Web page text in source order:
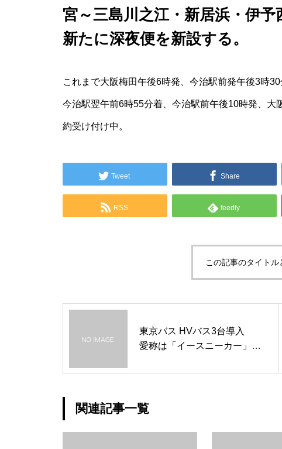
宮～三島川之江・新居浜・伊
新たに深夜便を新設する。
これまで大阪梅田午後6時発、今治駅前発午後3時
今治駅翌午前6時55分着、今治駅前午後10時発、
約受け付け中。
Tweet Share
RSS feedly
この記事のタイト
東京バス HVバス3台導入
愛称は「イースニーカー」に
関連記事一覧